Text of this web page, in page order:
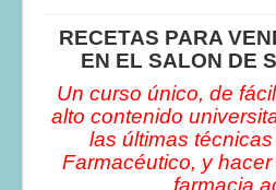
RECETAS PARA
EN EL SALON DE
Un curso único, de
alto contenido
las últimas
Farmacéutico, y
farmacia